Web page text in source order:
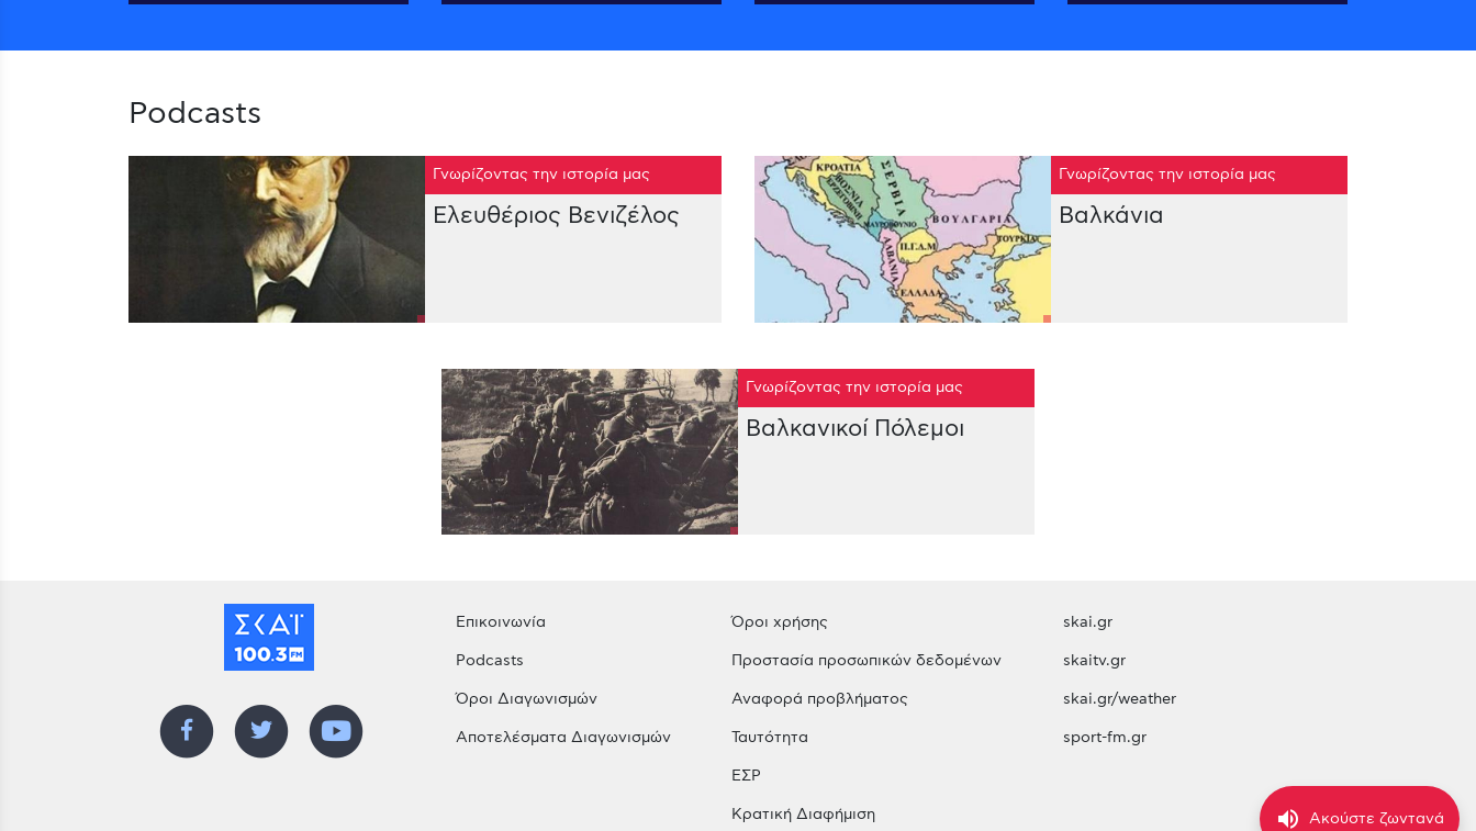
Podcasts
Γνωρίζοντας την ιστορία μας
Ελευθέριος Βενιζέλος
Γνωρίζοντας την ιστορία μας
Βαλκάνια
Γνωρίζοντας την ιστορία μας
Βαλκανικοί Πόλεμοι
Επικοινωνία
Podcasts
Όροι Διαγωνισμών
Αποτελέσματα Διαγωνισμών
Όροι χρήσης
Προστασία προσωπικών δεδομένων
Αναφορά προβλήματος
Ταυτότητα
ΕΣΡ
Κρατική Διαφήμιση
skai.gr
skaitv.gr
skai.gr/weather
sport-fm.gr
volume_up Ακούστε ζωντανά